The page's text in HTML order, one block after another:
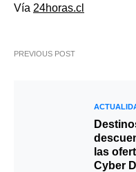
Vía 24horas.cl
PREVIOUS POST
las
Cyber